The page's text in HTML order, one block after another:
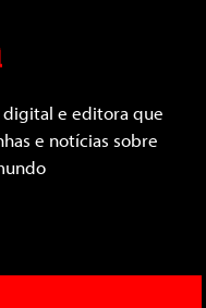
e editora que
e notícias sobre